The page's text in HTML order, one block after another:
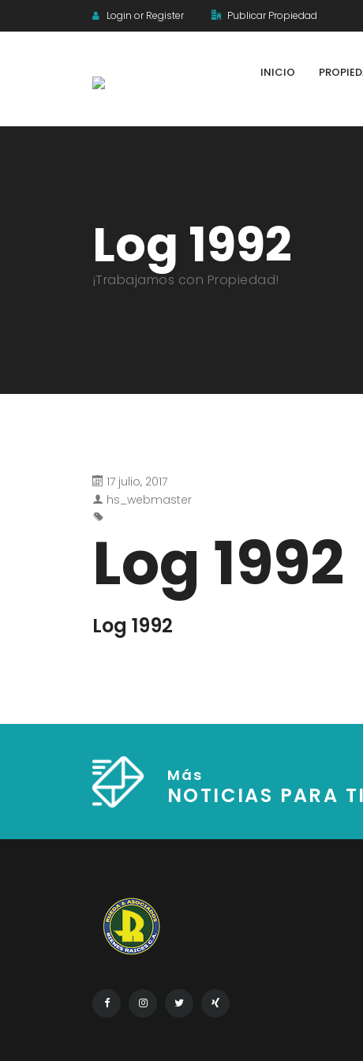
Login or Register Publicar Propiedad
INICIO
Log 1992
¡Trabajamos con Propiedad!
17 julio, 2017
hs_webmaster
Log 1992
Log 1992
Más
NOTICIAS PARA TI